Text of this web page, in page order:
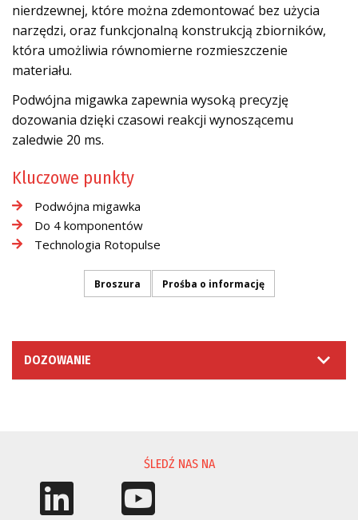
nierdzewnej, które można zdemontować bez użycia
narzędzi, oraz funkcjonalną konstrukcją zbiorników,
która umożliwia równomierne rozmieszczenie
materiału.
Podwójna migawka zapewnia wysoką precyzję
dozowania dzięki czasowi reakcji wynoszącemu
zaledwie 20 ms.
Kluczowe punkty
Podwójna migawka
Do 4 komponentów
Technologia Rotopulse
Broszura Prośba o informację
DOZOWANIE
ŚLEDŹ NAS NA